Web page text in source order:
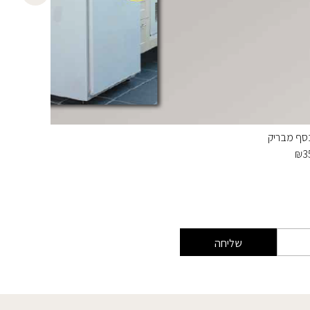
מבריק
₪
שליחה